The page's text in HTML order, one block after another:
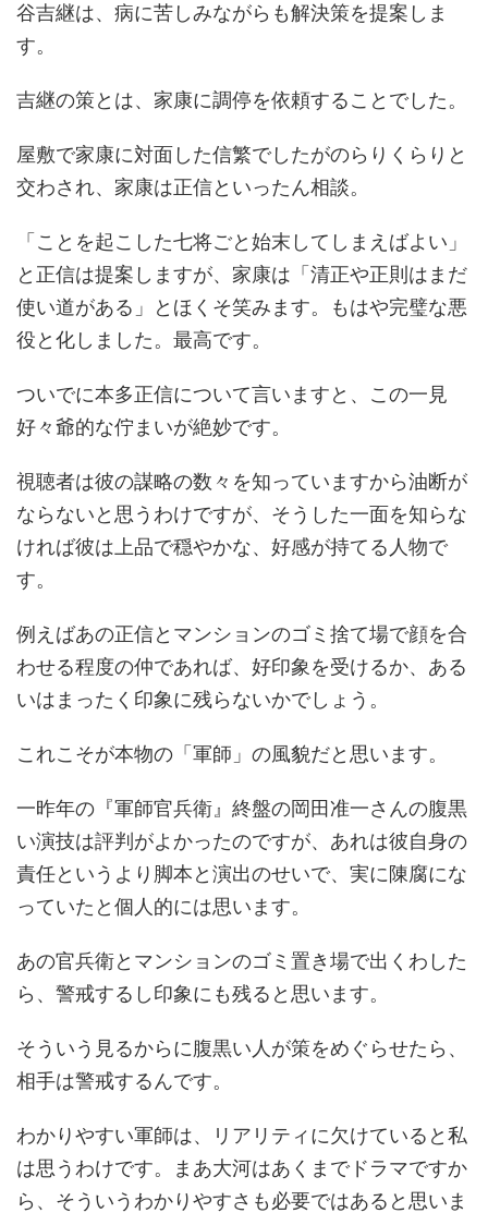
谷吉継は、病に苦しみながらも解決策を提案しま
す。
吉継の策とは、家康に調停を依頼することでした。
屋敷で家康に対面した信繁でしたがのらりくらりと
交わされ、家康は正信といったん相談。
「ことを起こした七将ごと始末してしまえばよい」
と正信は提案しますが、家康は「清正や正則はまだ
使い道がある」とほくそ笑みます。もはや完璧な悪
役と化しました。最高です。
ついでに本多正信について言いますと、この一見
好々爺的な佇まいが絶妙です。
視聴者は彼の謀略の数々を知っていますから油断が
ならないと思うわけですが、そうした一面を知らな
ければ彼は上品で穏やかな、好感が持てる人物で
す。
例えばあの正信とマンションのゴミ捨て場で顔を合
わせる程度の仲であれば、好印象を受けるか、ある
いはまったく印象に残らないかでしょう。
これこそが本物の「軍師」の風貌だと思います。
一昨年の『軍師官兵衛』終盤の岡田准一さんの腹黒
い演技は評判がよかったのですが、あれは彼自身の
責任というより脚本と演出のせいで、実に陳腐にな
っていたと個人的には思います。
あの官兵衛とマンションのゴミ置き場で出くわした
ら、警戒するし印象にも残ると思います。
そういう見るからに腹黒い人が策をめぐらせたら、
相手は警戒するんです。
わかりやすい軍師は、リアリティに欠けていると私
は思うわけです。まあ大河はあくまでドラマですか
ら、そういうわかりやすさも必要ではあると思いま